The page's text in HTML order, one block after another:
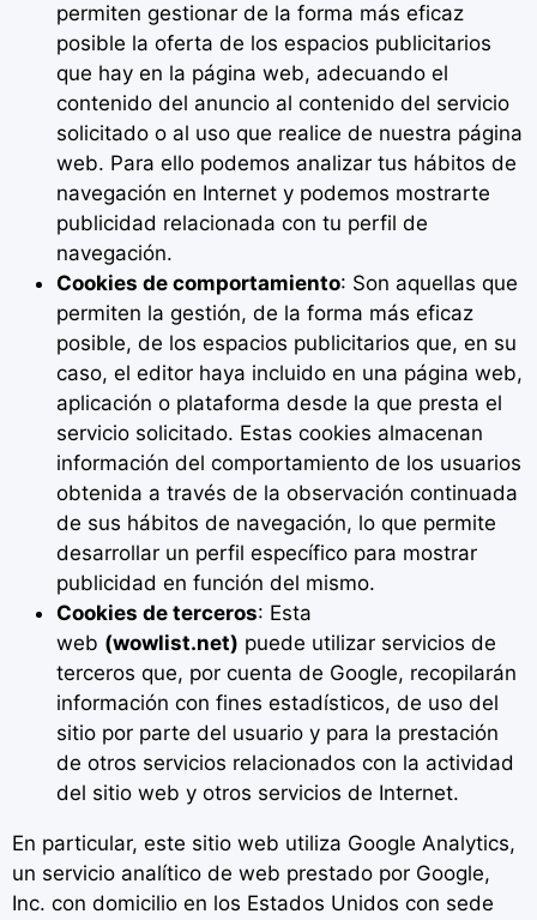
permiten gestionar de la forma más eficaz
posible la oferta de los espacios publicitarios
que hay en la página web, adecuando el
contenido del anuncio al contenido del servicio
solicitado o al uso que realice de nuestra página
web. Para ello podemos analizar tus hábitos de
navegación en Internet y podemos mostrarte
publicidad relacionada con tu perfil de
navegación.
Cookies de comportamiento: Son aquellas que
permiten la gestión, de la forma más eficaz
posible, de los espacios publicitarios que, en su
caso, el editor haya incluido en una página web,
aplicación o plataforma desde la que presta el
servicio solicitado. Estas cookies almacenan
información del comportamiento de los usuarios
obtenida a través de la observación continuada
de sus hábitos de navegación, lo que permite
desarrollar un perfil específico para mostrar
publicidad en función del mismo.
Cookies de terceros: Esta
web (wowlist.net) puede utilizar servicios de
terceros que, por cuenta de Google, recopilarán
información con fines estadísticos, de uso del
sitio por parte del usuario y para la prestación
de otros servicios relacionados con la actividad
del sitio web y otros servicios de Internet.
En particular, este sitio web utiliza Google Analytics,
un servicio analítico de web prestado por Google,
Inc. con domicilio en los Estados Unidos con sede